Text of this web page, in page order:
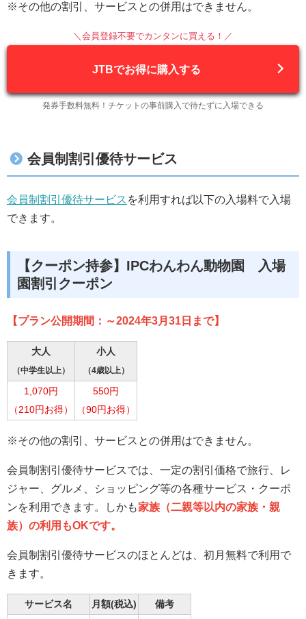
※その他の割引、サービスとの併用はできません。
＼会員登録不要でカンタンに買える！／
JTBでお得に購入する
発券手数料無料！チケットの事前購入で待たずに入場できる
会員制割引優待サービス
会員制割引優待サービス を利用すれば以下の入場料で入場
できます。
【クーポン持参】IPCわんわん動物園 入場
園割引クーポン
【プラン公開期間：～2024年3月31日まで】
大人
（中学生以上）
小人
（4歳以上）
1,070円
（210円お得）
550円
（90円お得）
※その他の割引、サービスとの併用はできません。
会員制割引優待サービスでは、一定の割引価格で旅行、レ
ジャー、グルメ、ショッピング等の各種サービス・クーポ
ンを利用できます。しかも家族（二親等以内の家族・親
族）の利用もOKです。
会員制割引優待サービスのほとんどは、初月無料で利用で
きます。
サービス名 月額(税込)
備考